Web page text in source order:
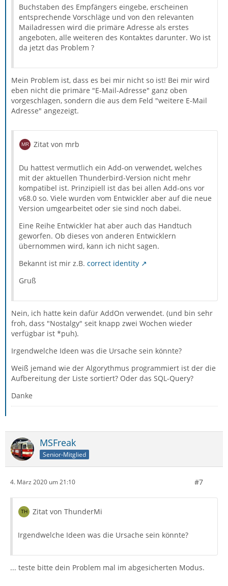
Buchstaben des Empfängers eingebe, erscheinen
entsprechende Vorschläge und von den relevanten
Mailadressen wird die primäre Adresse als erstes
angeboten, alle weiteren des Kontaktes darunter. Wo ist
da jetzt das Problem ?
Mein Problem ist, dass es bei mir nicht so ist! Bei mir wird
eben nicht die primäre "E-Mail-Adresse" ganz oben
vorgeschlagen, sondern die aus dem Feld "weitere E-Mail
Adresse" angezeigt.
Zitat von mrb
Du hattest vermutlich ein Add-on verwendet, welches
mit der aktuellen Thunderbird-Version nicht mehr
kompatibel ist. Prinzipiell ist das bei allen Add-ons vor
v68.0 so. Viele wurden vom Entwickler aber auf die neue
Version umgearbeitet oder sie sind noch dabei.
Eine Reihe Entwickler hat aber auch das Handtuch
geworfen. Ob dieses von anderen Entwicklern
übernommen wird, kann ich nicht sagen.
Bekannt ist mir z.B. correct identity
Gruß
Nein, ich hatte kein dafür AddOn verwendet. (und bin sehr
froh, dass "Nostalgy" seit knapp zwei Wochen wieder
verfügbar ist *puh).
Irgendwelche Ideen was die Ursache sein könnte?
Weiß jemand wie der Algorythmus programmiert ist der die
Aufbereitung der Liste sortiert? Oder das SQL-Query?
Danke
MSFreak
Senior-Mitglied
4. März 2020 um 21:10 #7
Zitat von ThunderMi
Irgendwelche Ideen was die Ursache sein könnte?
... teste bitte dein Problem mal im abgesicherten Modus.